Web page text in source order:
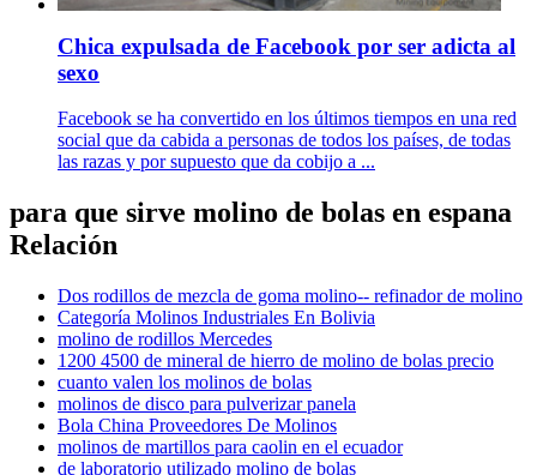
Chica expulsada de Facebook por ser adicta al
sexo
Facebook se ha convertido en los últimos tiempos en una red
social que da cabida a personas de todos los países, de todas
las razas y por supuesto que da cobijo a ...
para que sirve molino de bolas en espana
Relación
Dos rodillos de mezcla de goma molino-- refinador de molino
Categoría Molinos Industriales En Bolivia
molino de rodillos Mercedes
1200 4500 de mineral de hierro de molino de bolas precio
cuanto valen los molinos de bolas
molinos de disco para pulverizar panela
Bola China Proveedores De Molinos
molinos de martillos para caolin en el ecuador
de laboratorio utilizado molino de bolas